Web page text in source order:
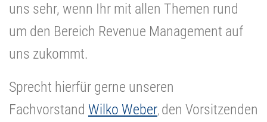
uns sehr, wenn Ihr mit allen Themen rund
um den Bereich Revenue Management auf
uns zukommt.
Sprecht hierfür gerne unseren
Fachvorstand Wilko Weber, den Vorsitzenden